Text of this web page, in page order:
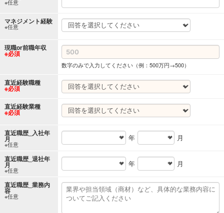
※任意
マネジメント経験
※任意
現職or前職年収
※必須
数字のみで入力してください（例：500万円→500）
直近経験職種
※必須
直近経験業種
※必須
直近職歴_入社年
月
※任意
年 月
直近職歴_退社年
月
※任意
年 月
直近職歴_業務内
容
※任意